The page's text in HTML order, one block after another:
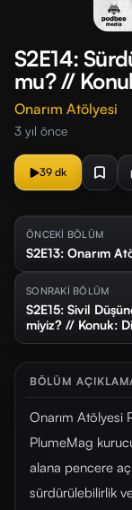
S2E14:
mu? //
Onarım Atölyesi
3 yıl önce
39 dk
ÖNCEKİ BÖLÜM
S2E13: Onarım
SONRAKİ BÖLÜM
S2E15: Sivil
miyiz? // Konuk:
BÖLÜM
Onarım Atölyesi
PlumeMag
alana pencere
sürdürülebilirlik